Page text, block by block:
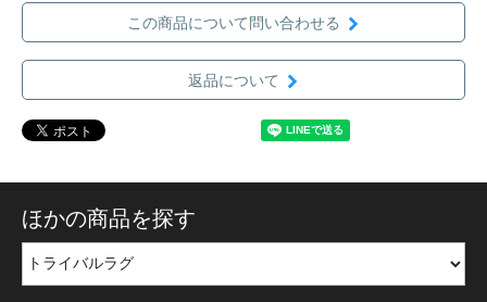
この商品について問い合わせる
返品について
ほかの商品を探す